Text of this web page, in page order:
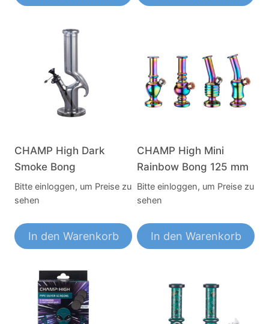
CHAMP High Dark
Smoke Bong
Bitte einloggen, um Preise zu
sehen
In den Warenkorb
CHAMP High Mini
Rainbow Bong 125 mm
Bitte einloggen, um Preise zu
sehen
In den Warenkorb